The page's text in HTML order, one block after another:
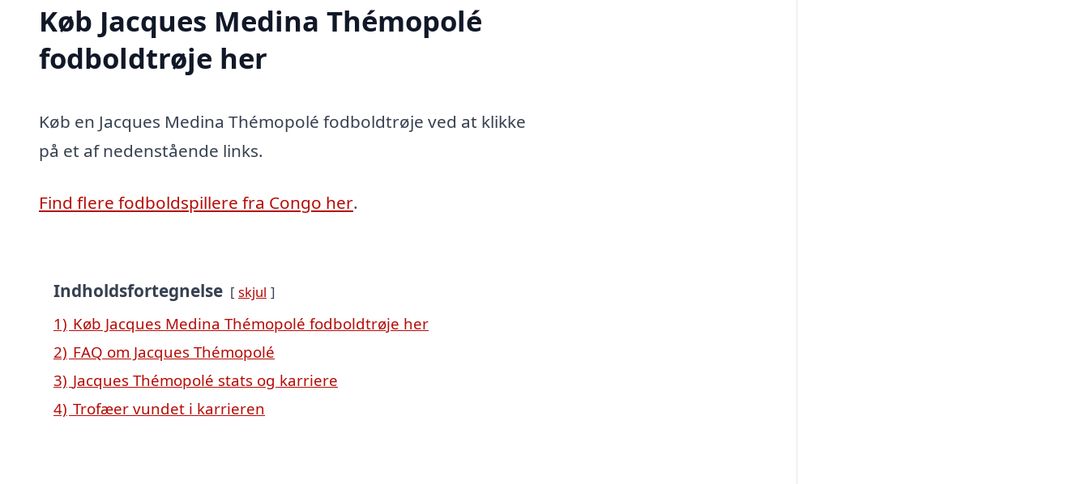
Køb Jacques Medina Thémopolé
fodboldtrøje her
Køb en Jacques Medina Thémopolé fodboldtrøje ved at klikke
på et af nedenstående links.
Find flere fodboldspillere fra Congo her.
Indholdsfortegnelse skjul
1) Køb Jacques Medina Thémopolé fodboldtrøje her
2) FAQ om Jacques Thémopolé
3) Jacques Thémopolé stats og karriere
4) Trofæer vundet i karrieren